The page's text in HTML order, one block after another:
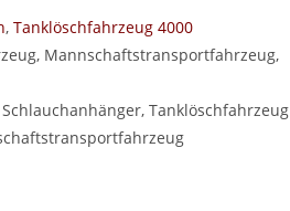
,Tanklöschfahrzeug 4000
Mannschaftstransportfahrzeug,
Tanklöschfahrzeug